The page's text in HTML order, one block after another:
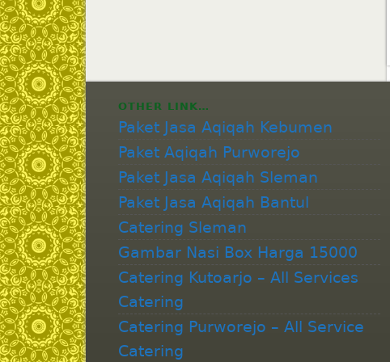
OTHER LINK…
Paket Jasa Aqiqah Kebumen
Paket Aqiqah Purworejo
Paket Jasa Aqiqah Sleman
Paket Jasa Aqiqah Bantul
Catering Sleman
Gambar Nasi Box Harga 15000
Catering Kutoarjo – All Services
Catering
Catering Purworejo – All Service
Catering